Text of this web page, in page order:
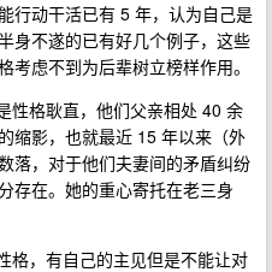
行动干活已有 5 年，认为自己是
身不遂的已有好几个例子，这些
虑不到为后辈树立榜样作用。
性格耿直，他们父亲相处 40 余
缩影，也就最近 15 年以来（外
落，对于他们夫妻间的矛盾纠纷
存在。她的重心寄托在老三身
格，有自己的主见但是不能让对